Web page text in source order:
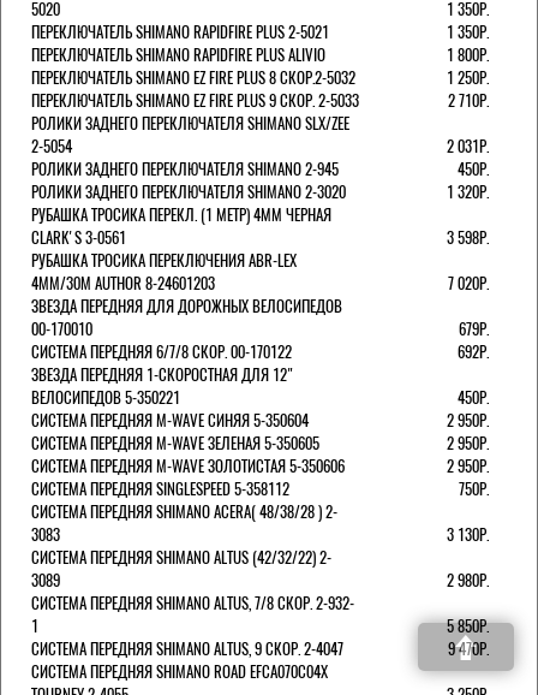
5020
1 350Р.
ПЕРЕКЛЮЧАТЕЛЬ SHIMANO RAPIDFIRE PLUS 2-5021
1 350Р.
ПЕРЕКЛЮЧАТЕЛЬ SHIMANO RAPIDFIRE PLUS ALIVIO
1 800Р.
ПЕРЕКЛЮЧАТЕЛЬ SHIMANO EZ FIRE PLUS 8 СКОР.2-5032
1 250Р.
ПЕРЕКЛЮЧАТЕЛЬ SHIMANO EZ FIRE PLUS 9 СКОР. 2-5033
2 710Р.
РОЛИКИ ЗАДНЕГО ПЕРЕКЛЮЧАТЕЛЯ SHIMANO SLX/ZEE
2-5054
2 031Р.
РОЛИКИ ЗАДНЕГО ПЕРЕКЛЮЧАТЕЛЯ SHIMANO 2-945
450Р.
РОЛИКИ ЗАДНЕГО ПЕРЕКЛЮЧАТЕЛЯ SHIMANO 2-3020
1 320Р.
РУБАШКА ТРОСИКА ПЕРЕКЛ. (1 МЕТР) 4ММ ЧЕРНАЯ
СLARK'S 3-0561
3 598Р.
РУБАШКА ТРОСИКА ПЕРЕКЛЮЧЕНИЯ ABR-LEX
4MM/30M AUTHOR 8-24601203
7 020Р.
ЗВЕЗДА ПЕРЕДНЯЯ ДЛЯ ДОРОЖНЫХ ВЕЛОСИПЕДОВ
00-170010
679Р.
СИСТЕМА ПЕРЕДНЯЯ 6/7/8 СКОР. 00-170122
692Р.
ЗВЕЗДА ПЕРЕДНЯЯ 1-СКОРОСТНАЯ ДЛЯ 12"
ВЕЛОСИПЕДОВ 5-350221
450Р.
СИСТЕМА ПЕРЕДНЯЯ M-WAVE СИНЯЯ 5-350604
2 950Р.
СИСТЕМА ПЕРЕДНЯЯ M-WAVE ЗЕЛЕНАЯ 5-350605
2 950Р.
СИСТЕМА ПЕРЕДНЯЯ M-WAVE ЗОЛОТИСТАЯ 5-350606
2 950Р.
СИСТЕМА ПЕРЕДНЯЯ SINGLESPEED 5-358112
750Р.
СИСТЕМА ПЕРЕДНЯЯ SHIMANO ACERA( 48/38/28 ) 2-
3083
3 130Р.
СИСТЕМА ПЕРЕДНЯЯ SHIMANO ALTUS (42/32/22) 2-
3089
2 980Р.
СИСТЕМА ПЕРЕДНЯЯ SHIMANO ALTUS, 7/8 СКОР. 2-932-
1
5 850Р.
СИСТЕМА ПЕРЕДНЯЯ SHIMANO ALTUS, 9 СКОР. 2-4047
9 470Р.
СИСТЕМА ПЕРЕДНЯЯ SHIMANO ROAD EFCA070C04X